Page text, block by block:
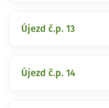
Újezd č.p. 13
Újezd č.p. 14